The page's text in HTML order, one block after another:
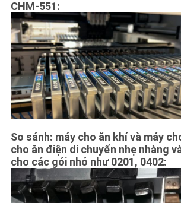
CHM-551:
So sánh: máy cho ăn khí và máy
cho ăn điện di chuyển nhẹ nhàng
cho các gói nhỏ như 0201, 0402: